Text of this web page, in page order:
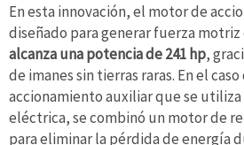
En esta innovación, el motor de
diseñado para generar fuerza
alcanza una potencia de 241 hp,
de imanes sin tierras raras. En el
accionamiento auxiliar que se utiliza
eléctrica, se combinó un motor de
para eliminar la pérdida de energía